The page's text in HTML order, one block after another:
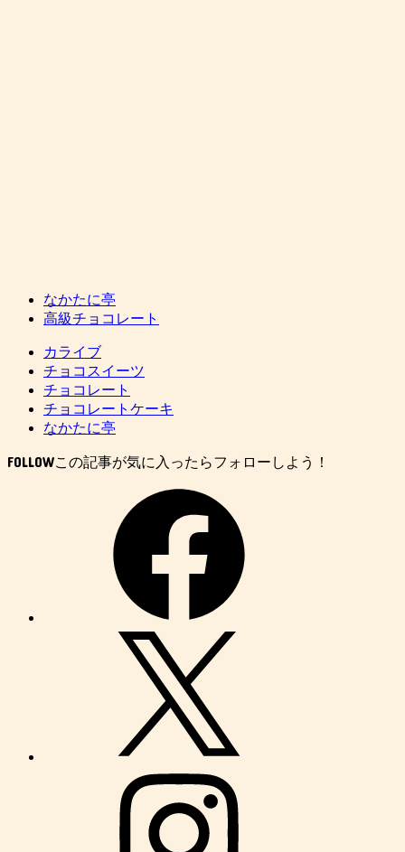
なかたに亭
高級チョコレート
カライブ
チョコスイーツ
チョコレート
チョコレートケーキ
なかたに亭
FOLLOW